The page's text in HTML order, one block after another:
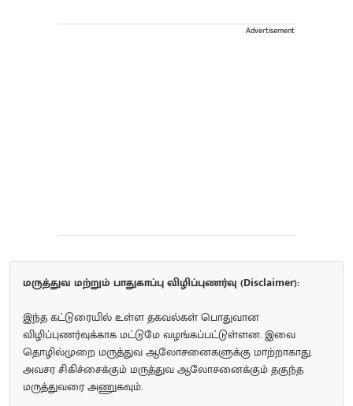
Advertisement
மருத்துவ மற்றும் பாதுகாப்பு விழிப்புணர்வு (Disclaimer):
இந்த கட்டுரையில் உள்ள தகவல்கள் பொதுவான
விழிப்புணர்வுக்காக மட்டுமே வழங்கப்பட்டுள்ளன. இவை
தொழில்முறை மருத்துவ ஆலோசனைகளுக்கு மாற்றாகாது.
அவசர சிகிச்சைக்கும் மருத்துவ ஆலோசனைக்கும் தகுந்த
மருத்துவரை அணுகவும்.